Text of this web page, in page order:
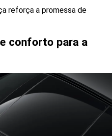
reforça a promessa de
conforto para a